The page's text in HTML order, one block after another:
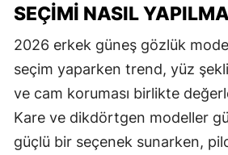
SEÇIMI NASIL
2026 erkek güneş gözlük
seçim yaparken trend, yüz
ve cam koruması birlikte
Kare ve dikdörtgen modeller
güçlü bir seçenek sunarken,